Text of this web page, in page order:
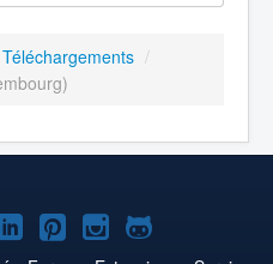
Téléchargements /
Joomla!Joomla!
Joomla!Joomla!